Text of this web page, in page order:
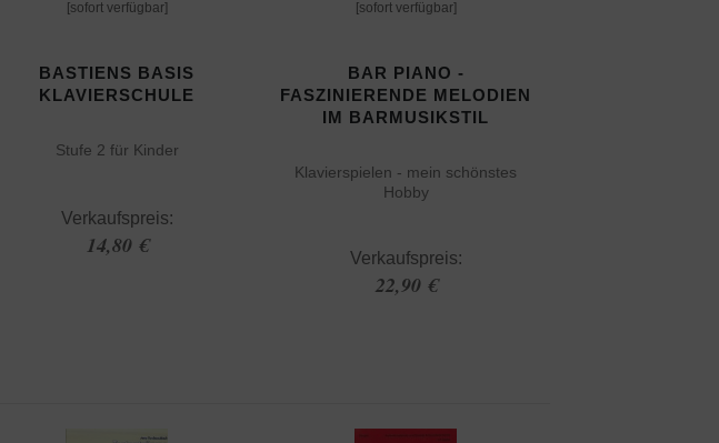
[sofort verfügbar]
BASTIENS BASIS
KLAVIERSCHULE
Stufe 2 für Kinder
Verkaufspreis:
14,80 €
[sofort verfügbar]
BAR PIANO -
FASZINIERENDE MELODIEN
IM BARMUSIKSTIL
Klavierspielen - mein schönstes
Hobby
Verkaufspreis:
22,90 €